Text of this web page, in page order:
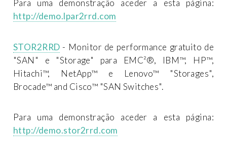
Para uma demonstração aceder a esta página:
http://demo.lpar2rrd.com
STOR2RRD - Monitor de performance gratuito de
"SAN" e "Storage" para EMC²®, IBM™, HP™,
Hitachi™, NetApp™ e Lenovo™ "Storages",
Brocade™ and Cisco™ "SAN Switches".
Para uma demonstração aceder a esta página:
http://demo.stor2rrd.com